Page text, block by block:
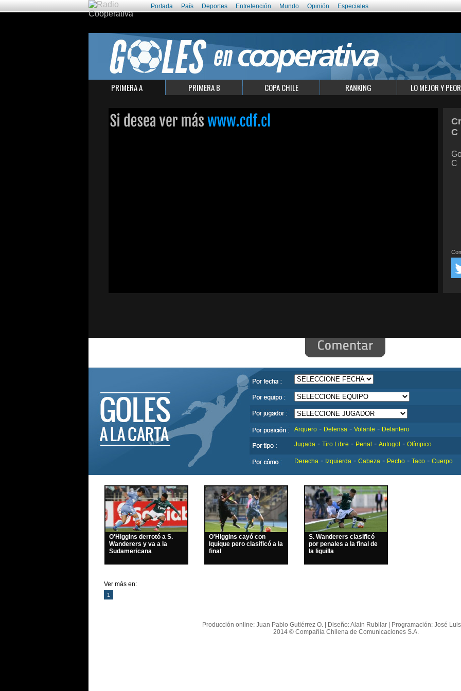
Portada País Deportes Entretención Mundo Opinión Especiales
PRIMERA A PRIMERA B COPA CHILE RANKING LO MEJOR Y PEOR
C
C
Arquero - Defensa - Volante - Delantero
Jugada - Tiro Libre - Penal - Autogol - Olímpico
Derecha - Izquierda - Cabeza - Pecho - Taco - Cuerpo
O'Higgins derrotó a S.
Wanderers y va a la
Sudamericana
O'Higgins cayó con
Iquique pero clasificó a la
final
S. Wanderers clasificó
por penales a la final de
la liguilla
Ver más en:
1
Producción online: Juan Pablo Gutiérrez O. | Diseño: Alain Rubilar | Programación: José
2014 © Compañía Chilena de Comunicaciones S.A.